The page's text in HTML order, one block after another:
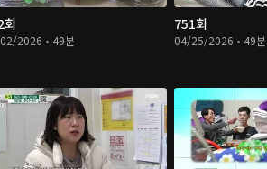
회
2026 • 49분
751회
04/25/2026 • 49분